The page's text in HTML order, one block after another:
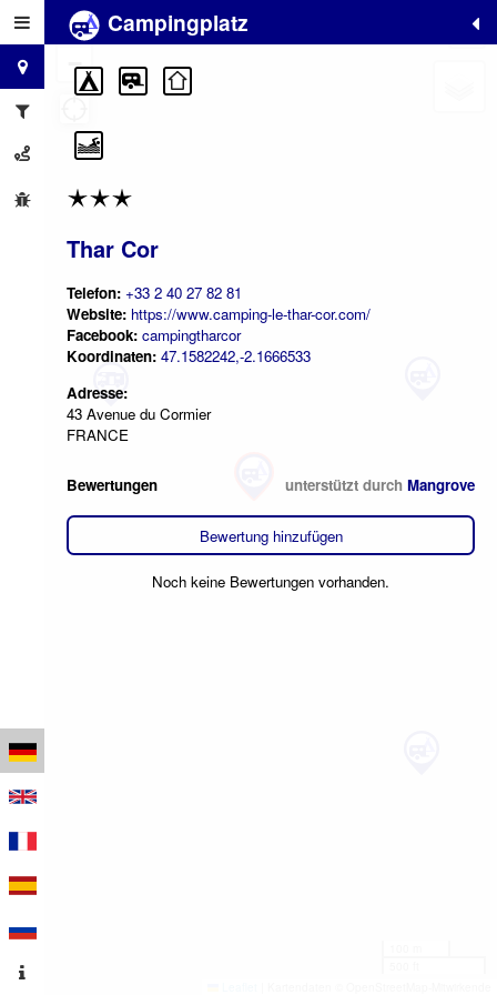
Campingplatz
Thar Cor
Telefon: +33 2 40 27 82 81
Website: https://www.camping-le-thar-cor.com/
Facebook: campingtharcor
Koordinaten: 47.1582242,-2.1666533
Adresse:
43 Avenue du Cormier
FRANCE
Bewertungen unterstützt durch Mangrove
Bewertung hinzufügen
Noch keine Bewertungen vorhanden.
+
−